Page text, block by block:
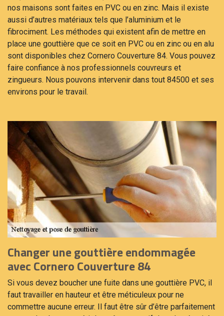
nos maisons sont faites en PVC ou en zinc. Mais il existe
aussi d’autres matériaux tels que l’aluminium et le
fibrociment. Les méthodes qui existent afin de mettre en
place une gouttière que ce soit en PVC ou en zinc ou en alu
sont disponibles chez Cornero Couverture 84. Vous pouvez
faire confiance à nos professionnels couvreurs et
zingueurs. Nous pouvons intervenir dans tout 84500 et ses
environs pour le travail.
Changer une gouttière endommagée
avec Cornero Couverture 84
Si vous devez boucher une fuite dans une gouttière PVC, il
faut travailler en hauteur et être méticuleux pour ne
commettre aucune erreur. Il faut être sûr d’être parfaitement